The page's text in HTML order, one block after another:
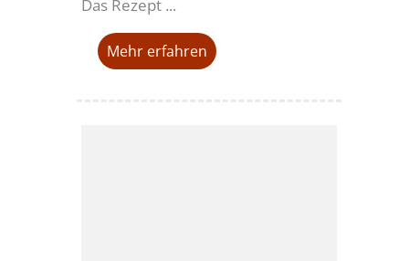
Das Rezept ...
Mehr erfahren